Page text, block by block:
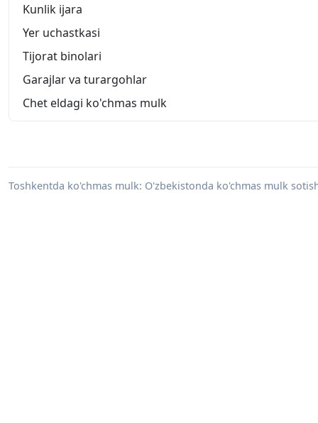
Kunlik ijara
Yer uchastkasi
Tijorat binolari
Garajlar va turargohlar
Chet eldagi ko'chmas mulk
Toshkentda ko'chmas mulk: O'zbekistonda ko'chmas mulk